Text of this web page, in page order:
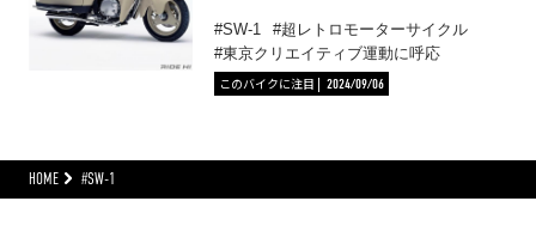
SW-1
超レトロモーターサイクル
東京クリエイティブ運動に呼応
このバイクに注目
2024/09/06
HOME #SW-1